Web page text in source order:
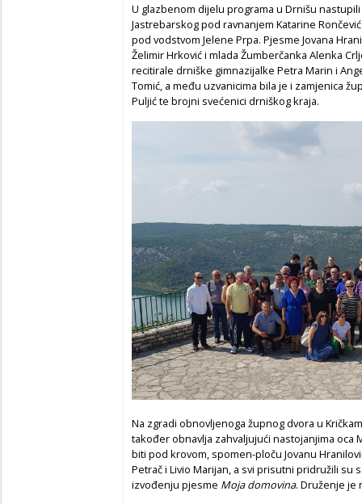
U glazbenom dijelu programa u Drnišu
Jastrebarskog pod ravnanjem Katarine
pod vodstvom Jelene Prpa. Pjesme Jovana
Želimir Hrković i mlada Žumberčanka Alenka
recitirale drniške gimnazijalke Petra Marin i
Tomić, a među uzvanicima bila je i zamjenica
Puljić te brojni svećenici drniškog kraja.
Na zgradi obnovljenoga župnog dvora u
također obnavlja zahvaljujući nastojanjima oca
biti pod krovom, spomen-ploču Jovanu
Petrač i Livio Marijan, a svi prisutni pridružili su
izvođenju pjesme Moja domovina. Druženje je